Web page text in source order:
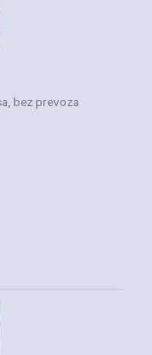
bez prevoza